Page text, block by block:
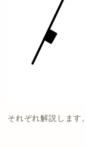
それぞれ解説します。